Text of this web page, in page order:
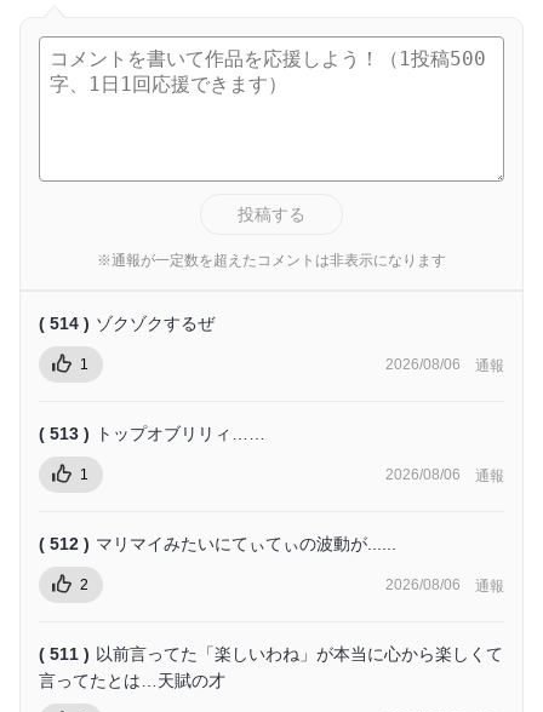
投稿する
※通報が一定数を超えたコメントは非表示になります
( 514 ) ゾクゾクするぜ
1 2026/08/06 通報
( 513 ) トップオブリリィ……
1 2026/08/06 通報
( 512 ) マリマイみたいにてぃてぃの波動が......
2 2026/08/06 通報
( 511 ) 以前言ってた「楽しいわね」が本当に心から楽しくて
言ってたとは…天賦の才